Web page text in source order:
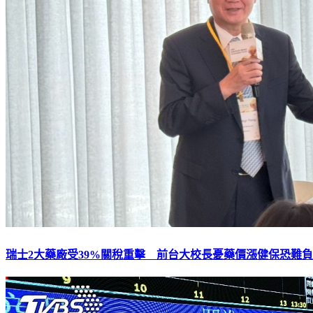
瑞士2大藥廠受39%關稅重擊 前台大校長憂藥價漲健保恐難